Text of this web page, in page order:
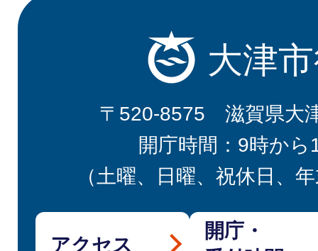
大津
〒520-8575 滋賀県大
開庁時間：9時から
（土曜、日曜、祝休日、
アクセス
開庁・